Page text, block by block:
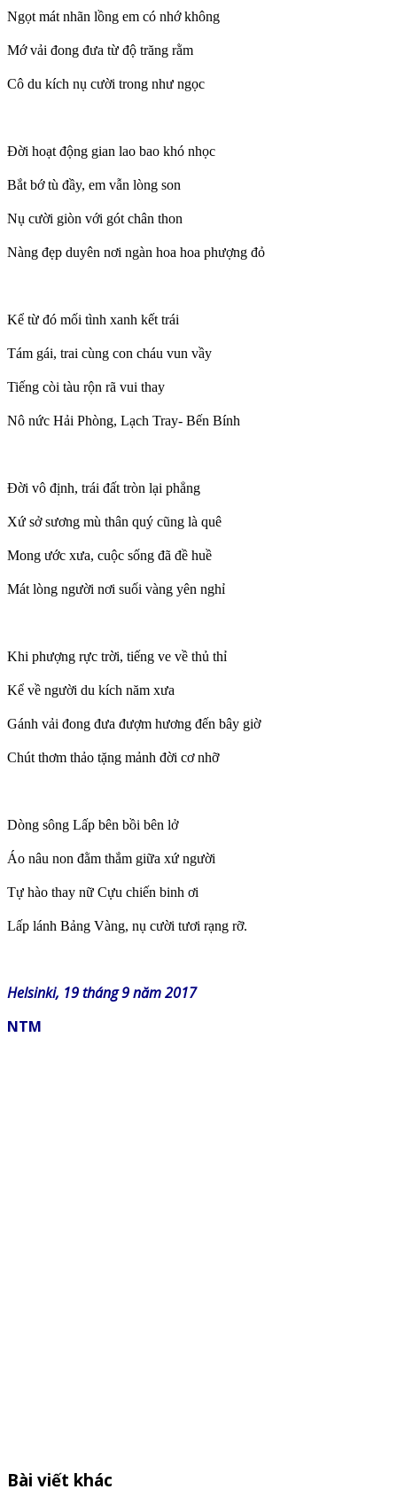
Ngọt mát nhãn lồng em có nhớ không
Mớ vải đong đưa từ độ trăng rằm
Cô du kích nụ cười trong như ngọc
Đời hoạt động gian lao bao khó nhọc
Bắt bớ tù đầy, em vẫn lòng son
Nụ cười giòn với gót chân thon
Nàng đẹp duyên nơi ngàn hoa hoa phượng đỏ
Kể từ đó mối tình xanh kết trái
Tám gái, trai cùng con cháu vun vầy
Tiếng còi tàu rộn rã vui thay
Nô nức Hải Phòng, Lạch Tray- Bến Bính
Đời vô định, trái đất tròn lại phẳng
Xứ sở sương mù thân quý cũng là quê
Mong ước xưa, cuộc sống đã đề huề
Mát lòng người nơi suối vàng yên nghỉ
Khi phượng rực trời, tiếng ve về thủ thỉ
Kể về người du kích năm xưa
Gánh vải đong đưa đượm hương đến bây giờ
Chút thơm thảo tặng mảnh đời cơ nhỡ
Dòng sông Lấp bên bồi bên lở
Áo nâu non đằm thắm giữa xứ người
Tự hào thay nữ Cựu chiến binh ơi
Lấp lánh Bảng Vàng, nụ cười tươi rạng rỡ.
Helsinki, 19 tháng 9 năm 2017
NTM
Bài viết khác